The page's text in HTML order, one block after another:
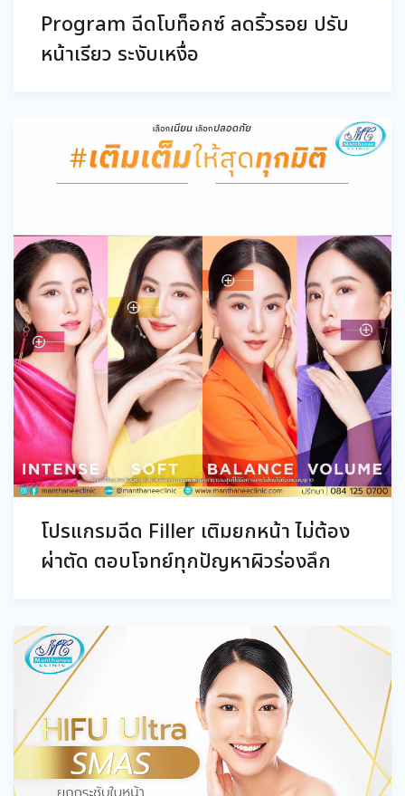
Program ฉีดโบท็อกซ์ ลดริ้วรอย ปรับ
หน้าเรียว ระงับเหงื่อ
โปรแกรมฉีด Filler เติมยกหน้า ไม่ต้อง
ผ่าตัด ตอบโจทย์ทุกปัญหาผิวร่องลึก